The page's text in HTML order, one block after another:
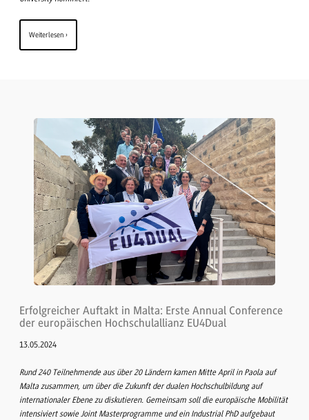
Weiterlesen
Erfolgreicher Auftakt in Malta: Erste Annual Conference
der europäischen Hochschulallianz EU4Dual
13.05.2024
Rund 240 Teilnehmende aus über 20 Ländern kamen Mitte April in Paola auf
Malta zusammen, um über die Zukunft der dualen Hochschulbildung auf
internationaler Ebene zu diskutieren. Gemeinsam soll die europäische Mobilität
intensiviert sowie Joint Masterprogramme und ein Industrial PhD aufgebaut